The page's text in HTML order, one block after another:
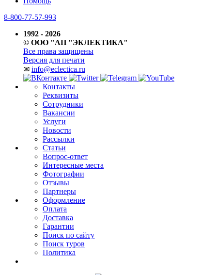
8-800-77-57-993
1992 - 2026
© ООО "АП "ЭКЛЕКТИКА"
Все права защищены
Версия для печати
✉ info@eclectica.ru
Контакты
Реквизиты
Сотрудники
Вакансии
Услуги
Новости
Рассылки
Статьи
Вопрос-ответ
Интересные места
Фотографии
Отзывы
Партнеры
Оформление
Оплата
Доставка
Гарантии
Поиск по сайту
Поиск туров
Политика